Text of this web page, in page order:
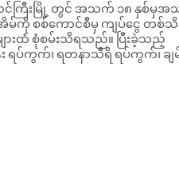
ာင်ကြီးမြို့ တွင် အသက် ၁၈ နှစ်မှ
ကို စစ်ကောင်စီမှ ကျပ်ငွေ တစ်သိ
စမ်းသိရသည်။ ပြီးခဲ့သည့်
ရပ်ကွက်၊ ရတနာသီရိ ရပ်ကွက်၊ ချမ်း